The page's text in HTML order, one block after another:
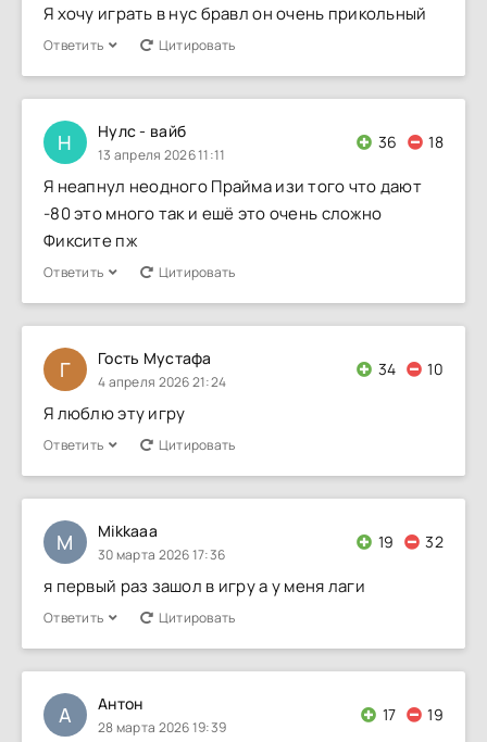
Я хочу играть в нус бравл он очень прикольный
Ответить Цитировать
Н Нулс - вайб
13 апреля 2026 11:11
36 18
Я неапнул неодного Прайма изи того что дают
-80 это много так и ешё это очень сложно
Фиксите пж
Ответить Цитировать
Г Гость Мустафа
4 апреля 2026 21:24
34 10
Я люблю эту игру
Ответить Цитировать
M Mikkaaa
30 марта 2026 17:36
19 32
я первый раз зашол в игру а у меня лаги
Ответить Цитировать
А Антон
28 марта 2026 19:39
17 19